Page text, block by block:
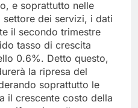
e soprattutto nelle
dei servizi, i dati
il secondo trimestre
tasso di crescita
0.6%. Detto questo,
la ripresa del
soprattutto le
il crescente costo della